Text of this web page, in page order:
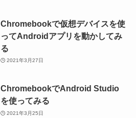
Chromebookで仮想デバイスを使
ってAndroidアプリを動かしてみ
る
2021年3月27日
ChromebookでAndroid Studio
を使ってみる
2021年3月25日